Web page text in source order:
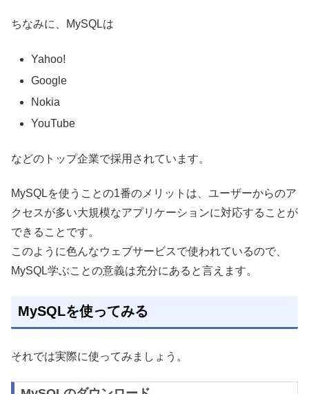
ちなみに、MySQLは
Yahoo!
Google
Nokia
YouTube
などのトップ企業で採用されています。
MySQLを使うことの1番のメリットは、ユーザーからのア
クセスが多い大規模なアプリケーションに対応することが
できることです。
このように色んなウェブサービスで使われているので、
MySQL学ぶことの意義は充分にあると言えます。
MySQLを使ってみる
それでは実際に使ってみましょう。